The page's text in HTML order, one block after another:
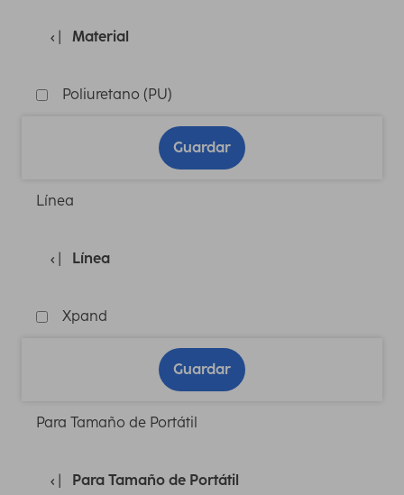
Material
Poliuretano (PU)
Guardar
Línea
Línea
Xpand
Guardar
Para Tamaño de Portátil
Para Tamaño de Portátil